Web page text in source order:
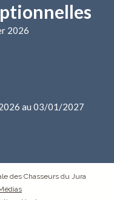
2026
au 03/01/2027
des Chasseurs du Jura